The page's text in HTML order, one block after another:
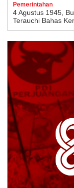
Pemerintahan
4 Agustus 1945,
Terauchi Bahas